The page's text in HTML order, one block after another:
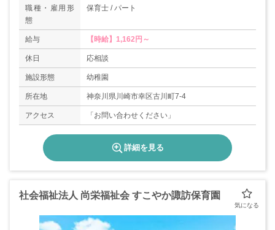
職種・雇用形
態
保育士 / パート
給与 【時給】1,162円～
休日 応相談
施設形態 幼稚園
所在地 神奈川県川崎市幸区古川町7-4
アクセス 「お問い合わせください」
詳細を見る
社会福祉法人 尚栄福祉会 すこやか諏訪保育園